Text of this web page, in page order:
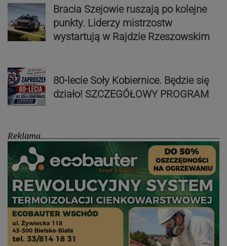
Bracia Szejowie ruszają po kolejne
punkty. Liderzy mistrzostw
wystartują w Rajdzie Rzeszowskim
80-lecie Soły Kobiernice. Będzie się
działo! SZCZEGÓŁOWY PROGRAM
Reklama